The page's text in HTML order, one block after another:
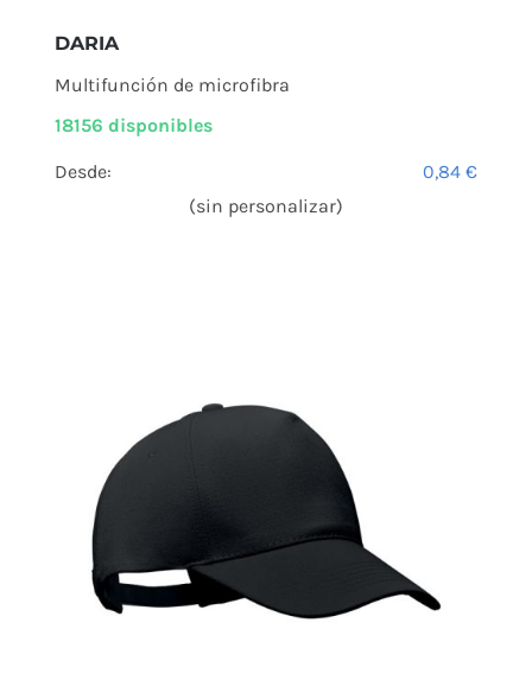
DARIA
Multifunción de microfibra
18156 disponibles
Desde: 0,84€
(sin personalizar)